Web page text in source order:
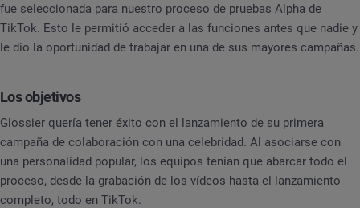
fue seleccionada para nuestro proceso de pruebas Alpha de
TikTok. Esto le permitió acceder a las funciones antes que nadie y
le dio la oportunidad de trabajar en una de sus mayores campañas.
Los objetivos
Glossier quería tener éxito con el lanzamiento de su primera
campaña de colaboración con una celebridad. Al asociarse con
una personalidad popular, los equipos tenían que abarcar todo el
proceso, desde la grabación de los vídeos hasta el lanzamiento
completo, todo en TikTok.